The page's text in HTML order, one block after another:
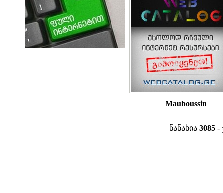
Mauboussin
ნანახია 3085 -